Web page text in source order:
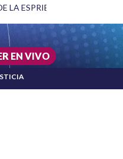
ESTADOS UNIDOS E
EN VIVO